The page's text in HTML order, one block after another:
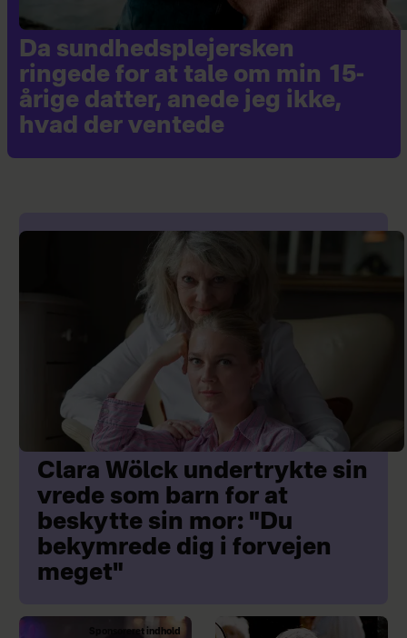
Da sundhedsplejersken
ringede for at tale om min 15-
årige datter, anede jeg ikke,
hvad der ventede
Clara Wölck undertrykte sin
vrede som barn for at
beskytte sin mor: "Du
bekymrede dig i forvejen
meget"
Sponsoreret indhold